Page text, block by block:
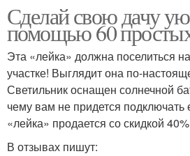
Сделай свою дачу
помощью 60
Эта «лейка» должна поселиться
участке! Выглядит она по-
Светильник оснащен солнечной
чему вам не придется подключать
«лейка» продается со скидкой
В отзывах пишут: